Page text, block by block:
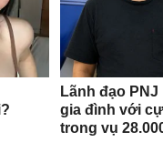
Lãnh đạo
gia đình với
trong vụ